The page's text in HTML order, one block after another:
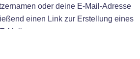
oder deine E-Mail-Adresse
einen Link zur Erstellung eines
Mail.